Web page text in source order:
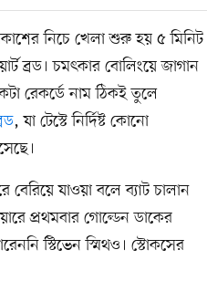
নিচে খেলা শুরু হয় ৫ মিনিট
ব্রড। চমৎকার বোলিংয়ে জাগান
রেকর্ডে নাম ঠিকই তুলে
, যা টেস্টে নির্দিষ্ট কোনো
যাওয়া বলে ব্যাট চালান
প্রথমবার গোল্ডেন ডাকের
স্টিভেন স্মিথও। স্টোকসের